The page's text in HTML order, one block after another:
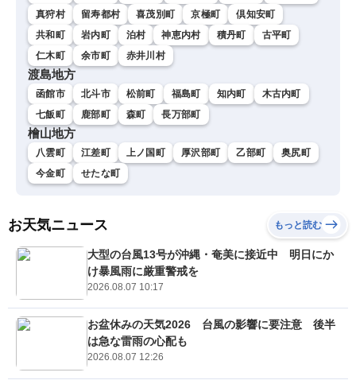
真狩村
留寿都村 喜茂別町 京極町
倶知安町
共和町
岩内町 泊村 神恵内村 積丹町
古平町
仁木町
余市町 赤井川村
渡島地方
函館市 北斗市 松前町 福島町 知内町
木古内町
七飯町
鹿部町 森町 長万部町
檜山地方
八雲町 江差町 上ノ国町 厚沢部町 乙部町
奥尻町
今金町
せたな町
お天気ニュース もっと読む
大型の台風13号が沖縄・奄美に接近中 明日にか
け暴風雨に厳重警戒を
2026.08.07 10:17
お盆休みの天気2026 台風の影響に要注意 後半
は急な雷雨の心配も
2026.08.07 12:26